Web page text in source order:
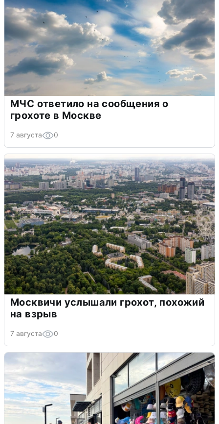
МЧС ответило на сообщения о
грохоте в Москве
7 августа 0
Москвичи услышали грохот, похожий
на взрыв
7 августа 0